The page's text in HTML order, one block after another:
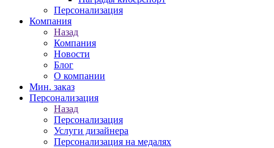
Персонализация
Компания
Назад
Компания
Новости
Блог
О компании
Мин. заказ
Персонализация
Назад
Персонализация
Услуги дизайнера
Персонализация на медалях